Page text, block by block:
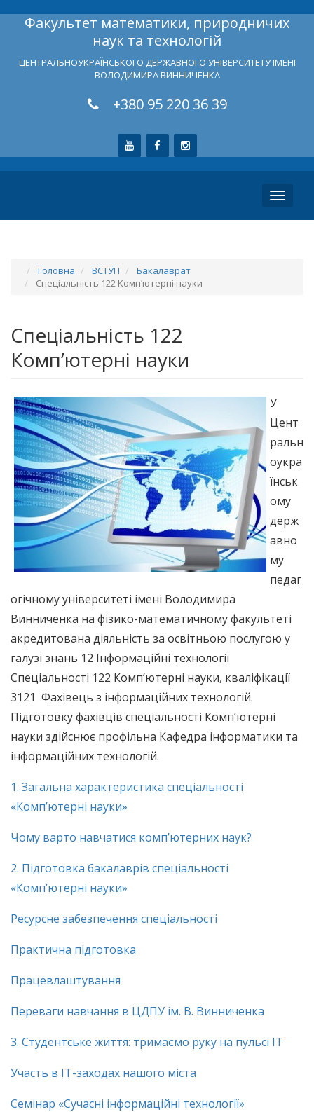
Факультет математики, природничих
наук та технологій
ЦЕНТРАЛЬНОУКРАЇНСЬКОГО ДЕРЖАВНОГО УНІВЕРСИТЕТУ ІМЕНІ
ВОЛОДИМИРА ВИННИЧЕНКА
+380 95 220 36 39
Toggle
Головна ВСТУП
Бакалаврат
Спеціальність 122 Комп’ютерні науки
Спеціальність 122
Комп’ютерні науки
У
Цент
ральн
оукра
їнськ
ому
держ
авно
му
педаг
огічному університеті імені Володимира
Винниченка на фізико-математичному факультеті
акредитована діяльність за освітньою послугою у
галузі знань 12 Інформаційні технології
Спеціальності 122 Комп’ютерні науки, кваліфікації
3121 Фахівець з інформаційних технологій.
Підготовку фахівців спеціальності Комп’ютерні
науки здійснює профільна Кафедра інформатики та
інформаційних технологій.
1. Загальна характеристика спеціальності
«Комп’ютерні науки»
Чому варто навчатися комп’ютерних наук?
2. Підготовка бакалаврів спеціальності
«Комп’ютерні науки»
Ресурсне забезпечення спеціальності
Практична підготовка
Працевлаштування
Переваги навчання в ЦДПУ ім. В. Винниченка
3. Студентське життя: тримаємо руку на пульсі IT
Участь в IT-заходах нашого міста
Семінар «Сучасні інформаційні технології»